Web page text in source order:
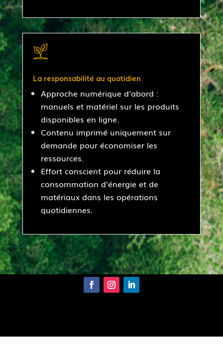
La responsabilité au quotidien
Approche numérique d'abord :
manuels et matériel sur les produits
disponibles en ligne.
Contenu imprimé uniquement sur
demande pour économiser les
ressources.
Effort conscient pour réduire la
consommation d'énergie et de
matériaux dans les opérations
quotidiennes.